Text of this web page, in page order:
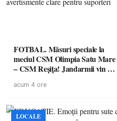
FOTBAL. Măsuri speciale la
meciul CSM Olimpia Satu Mare
– CSM Reșița! Jandarmii vin cu
suporteri
acum 4 ore
LOCALE